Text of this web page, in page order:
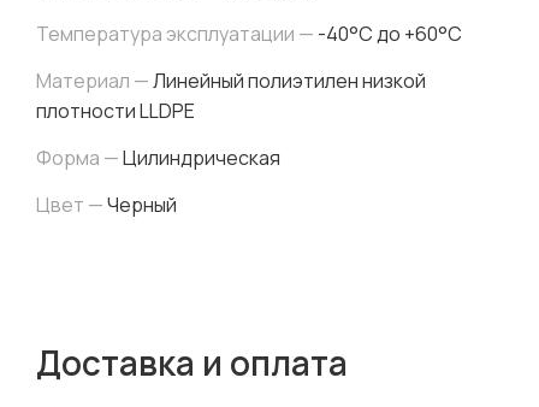
Температура эксплуатации — -40°C до +60°C
Материал —Линейный полиэтилен низкой
плотности LLDPE
Форма —Цилиндрическая
Цвет —Черный
Доставка и оплата